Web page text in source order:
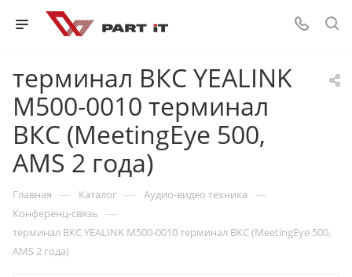
терминал ВКС YEALINK
M500-0010 терминал
ВКС (MeetingEye 500,
AMS 2 года)
Главная — Каталог — Аудио-видео техника —
Конференц-связь —
терминал ВКС YEALINK M500-0010 терминал ВКС (MeetingEye 500,
AMS 2 года)